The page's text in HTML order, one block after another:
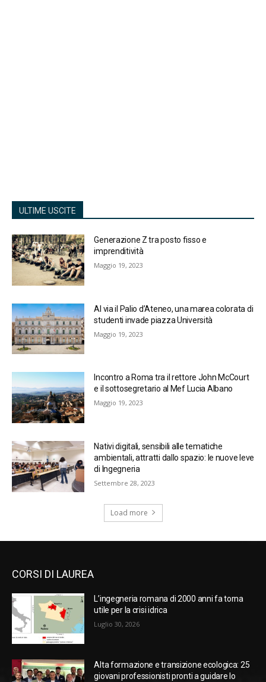
ULTIME USCITE
Generazione Z tra posto fisso e
imprenditività
Maggio 19, 2023
Al via il Palio d’Ateneo, una marea colorata di
studenti invade piazza Università
Maggio 19, 2023
Incontro a Roma tra il rettore John McCourt
e il sottosegretario al Mef Lucia Albano
Maggio 19, 2023
Nativi digitali, sensibili alle tematiche
ambientali, attratti dallo spazio: le nuove leve
di Ingegneria
Settembre 28, 2023
Load more
CORSI DI LAUREA
L’ingegneria romana di 2000 anni fa torna
utile per la crisi idrica
Luglio 30, 2026
Alta formazione e transizione ecologica: 25
giovani professionisti pronti a guidare lo